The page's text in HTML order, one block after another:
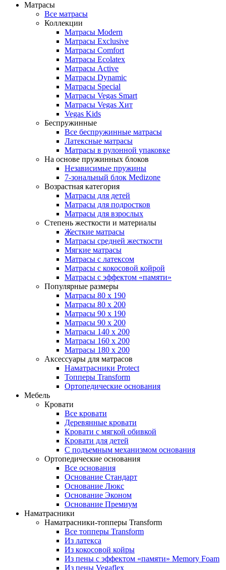
Матрасы
Все матрасы
Коллекции
Матрасы Modern
Матрасы Exclusive
Матрасы Comfort
Матрасы Ecolatex
Матрасы Active
Матрасы Dynamic
Матрасы Special
Матрасы Vegas Smart
Матрасы Vegas Хит
Vegas Kids
Беспружинные
Все беспружинные матрасы
Латексные матрасы
Матрасы в рулонной упаковке
На основе пружинных блоков
Независимые пружины
7-зональный блок Medizone
Возрастная категория
Матрасы для детей
Матрасы для подростков
Матрасы для взрослых
Степень жесткости и материалы
Жесткие матрасы
Матрасы средней жесткости
Мягкие матрасы
Матрасы с латексом
Матрасы с кокосовой койрой
Матрасы с эффектом «памяти»
Популярные размеры
Матрасы 80 x 190
Матрасы 80 x 200
Матрасы 90 x 190
Матрасы 90 x 200
Матрасы 140 x 200
Матрасы 160 x 200
Матрасы 180 x 200
Аксессуары для матрасов
Наматрасники Protect
Топперы Transform
Ортопедические основания
Мебель
Кровати
Все кровати
Деревянные кровати
Кровати с мягкой обивкой
Кровати для детей
С подъемным механизмом основания
Ортопедические основания
Все основания
Основание Стандарт
Основание Люкс
Основание Эконом
Основание Премиум
Наматрасники
Наматрасники-топперы Transform
Все топперы Transform
Из латекса
Из кокосовой койры
Из пены с эффектом «памяти» Memory Foam
Из пены Vegaflex